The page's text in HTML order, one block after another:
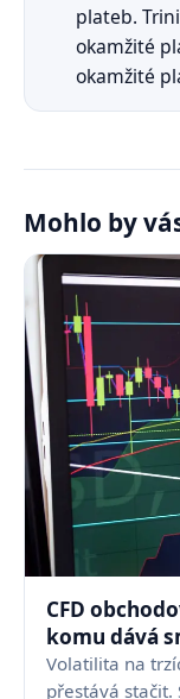
plateb.
okamžité
okamžité
Mohlo by
CFD
komu dává
Volatilita na
přestává stačit.